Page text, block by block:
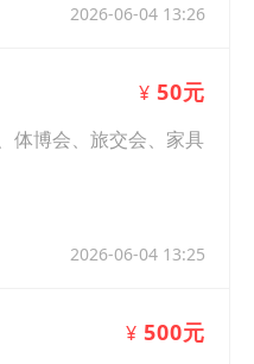
2026-06-04 13:26
¥ 50元
体博会、旅交会、家具
2026-06-04 13:25
¥ 500元